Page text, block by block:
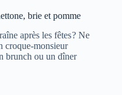
brie et pomme
après les fêtes ? Ne
croque-monsieur
brunch ou un dîner